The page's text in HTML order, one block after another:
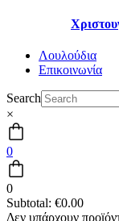
Λουλούδια
Επικοινωνία
Search
×
0
0
Subtotal: €0.00